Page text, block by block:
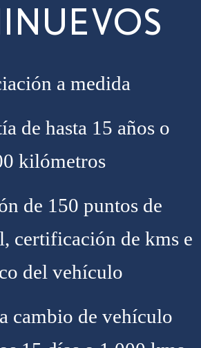
a medida
de hasta 15 años o
kilómetros
de 150 puntos de
certificación de kms e
del vehículo
cambio de vehículo